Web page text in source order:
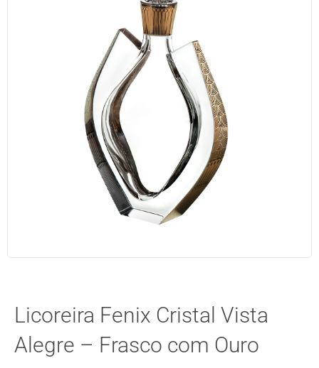
Licoreira Fenix Cristal Vista
Alegre – Frasco com Ouro